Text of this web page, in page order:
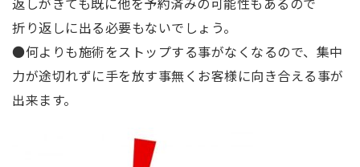
折り返しに出る必要もないでしょう。
●何よりも施術をストップする事がなくなるので、集中
力が途切れずに手を放す事無くお客様に向き合える事が
出来ます。